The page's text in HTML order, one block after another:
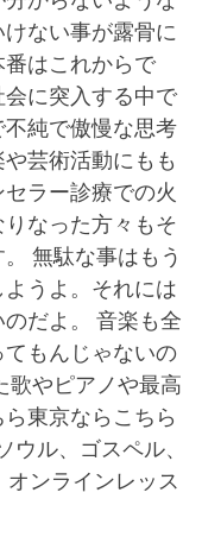
ない事が露骨に
はこれからで
に突入する中で
不純で傲慢な思考
芸術活動にもも
ラー診療での火
なった方々もそ
無駄な事はもう
うよ。それには
だよ。 音楽も全
もんじゃないの
歌やピアノや最高
東京ならこちら
ウル、ゴスペル、
オンラインレッス